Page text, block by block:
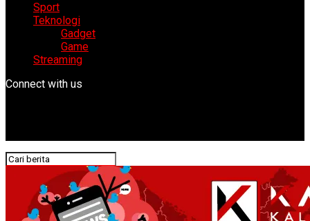
Sport
Teknologi
Gadget
Game
Streaming
Connect with us